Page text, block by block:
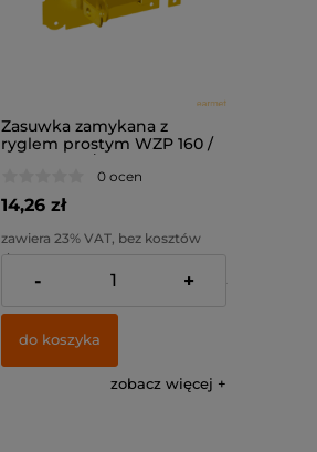
Zasuwka zamykana z
ryglem prostym WZP 160 /
160x55x6,0 /
0 ocen
14,26 zł
zawiera 23% VAT, bez kosztów
dostawy
Cena netto:
11,59 zł
- +
do koszyka
zobacz więcej